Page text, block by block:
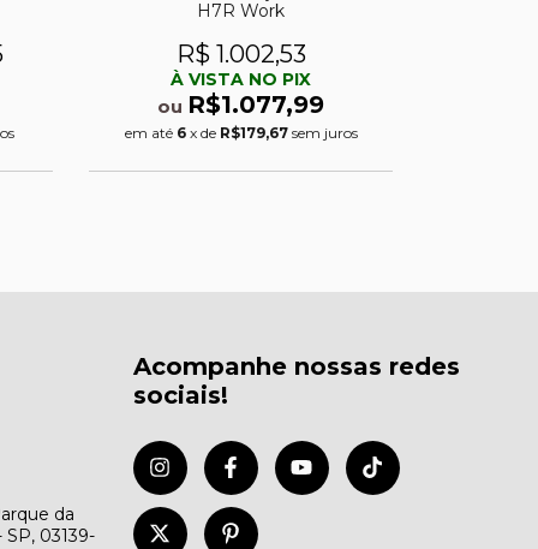
H7R Work
R$ 1.002,53
À VISTA NO PIX
ou R$1.077,99
em até 6 x de R$179,67 sem juros
da
03139-
Acompanhe nossas redes
sociais!